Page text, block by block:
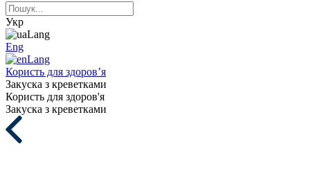
Укр
Eng
Користь для здоров’я
Закуска з креветками
Користь для здоров'я
Закуска з креветками